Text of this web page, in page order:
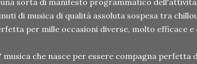
una sorta di manifesto programmatico dell'attività
di musica di qualità assoluta sospesa tra
per mille occasioni diverse, molto efficace
musica che nasce per essere compagna